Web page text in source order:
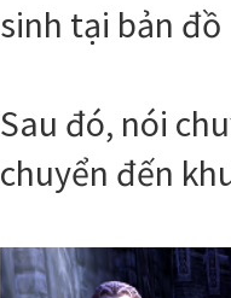
sinh tại bản đồ
Sau đó, nói
chuyển đến